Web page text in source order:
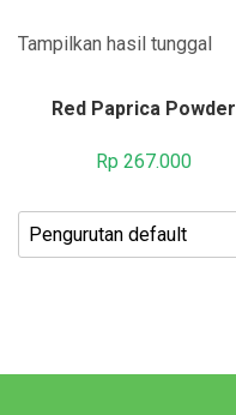
Tampilkan hasil tunggal
Red Paprica Powder
Rp 267.000